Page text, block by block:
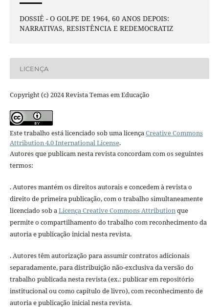
DOSSIÊ - O GOLPE DE 1964, 60 ANOS DEPOIS:
NARRATIVAS, RESISTÊNCIA E REDEMOCRATIZ
LICENÇA
Copyright (c) 2024 Revista Temas em Educação
Este trabalho está licenciado sob uma licençaCreative Commons
Attribution 4.0 International License.
Autores que publicam nesta revista concordam com os seguintes
termos:
. Autores mantém os direitos autorais e concedem à revista o
direito de primeira publicação, com o trabalho simultaneamente
licenciado sob aLicença Creative Commons Attributionque
permite o compartilhamento do trabalho com reconhecimento da
autoria e publicação inicial nesta revista.
. Autores têm autorização para assumir contratos adicionais
separadamente, para distribuição não-exclusiva da versão do
trabalho publicada nesta revista (ex.: publicar em repositório
institucional ou como capítulo de livro), com reconhecimento de
autoria e publicação inicial nesta revista.